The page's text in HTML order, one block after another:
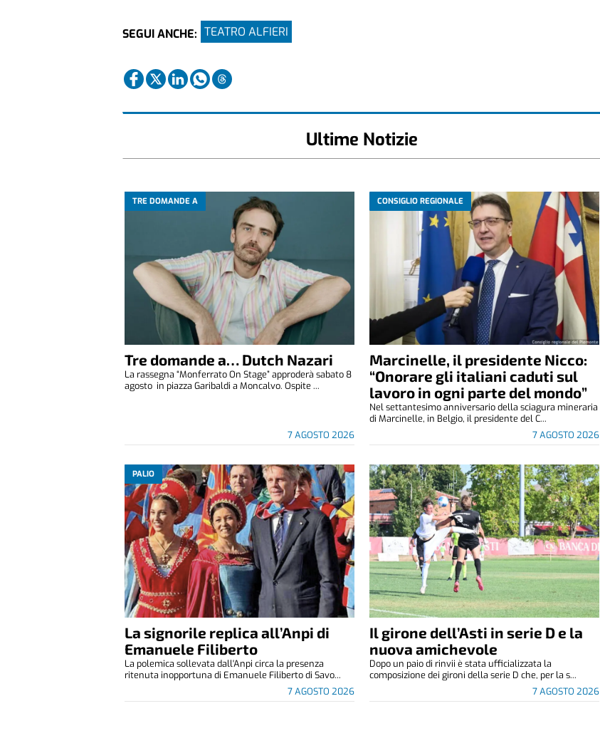
SEGUI ANCHE: TEATRO ALFIERI
Ultime Notizie
TRE DOMANDE A
Tre domande a… Dutch Nazari
7 AGOSTO 2026
La rassegna “Monferrato On Stage” approderà sabato 8
agosto in piazza Garibaldi a Moncalvo. Ospite ...
CONSIGLIO REGIONALE
Marcinelle, il presidente Nicco:
“Onorare gli italiani caduti sul
lavoro in ogni parte del mondo”
7 AGOSTO 2026
Nel settantesimo anniversario della sciagura mineraria
di Marcinelle, in Belgio, il presidente del C...
PALIO
La signorile replica all’Anpi di
Emanuele Filiberto
7 AGOSTO 2026
La polemica sollevata dall'Anpi circa la presenza
ritenuta inopportuna di Emanuele Filiberto di Savo...
Il girone dell’Asti in serie D e la
nuova amichevole
7 AGOSTO 2026
Dopo un paio di rinvii è stata ufficializzata la
composizione dei gironi della serie D che, per la s...